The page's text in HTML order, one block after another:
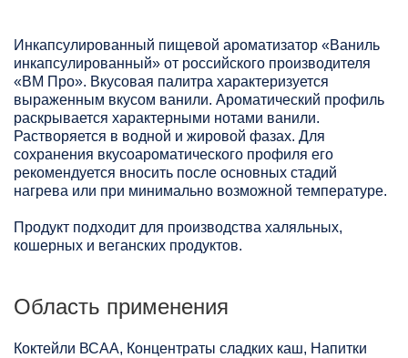
Инкапсулированный пищевой ароматизатор «Ваниль
инкапсулированный» от российского производителя
«ВМ Про». Вкусовая палитра характеризуется
выраженным вкусом ванили. Ароматический профиль
раскрывается характерными нотами ванили.
Растворяется в водной и жировой фазах. Для
сохранения вкусоароматического профиля его
рекомендуется вносить после основных стадий
нагрева или при минимально возможной температуре.
Продукт подходит для производства халяльных,
кошерных и веганских продуктов.
Область применения
Коктейли ВСАА, Концентраты сладких каш, Напитки